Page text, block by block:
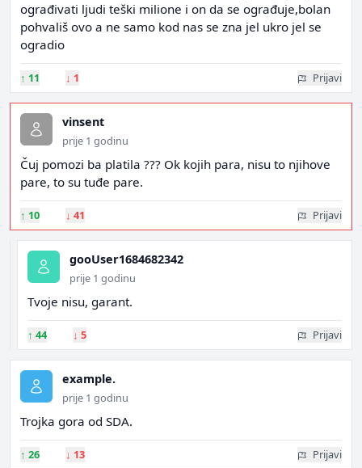
ograđivati ljudi teški milione i on da se ograđuje,bolan
pohvališ ovo a ne samo kod nas se zna jel ukro jel se
ogradio
↑ 11 ↓ 1 Prijavi
vinsent
prije 1 godinu
Čuj pomozi ba platila ??? Ok kojih para, nisu to njihove
pare, to su tuđe pare.
↑ 10 ↓ 41 Prijavi
gooUser1684682342
prije 1 godinu
Tvoje nisu, garant.
↑ 44 ↓ 5 Prijavi
example.
prije 1 godinu
Trojka gora od SDA.
↑ 26 ↓ 13 Prijavi